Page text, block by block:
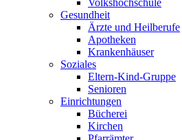
Volkshochschule
Gesundheit
Ärzte und Heilberufe
Apotheken
Krankenhäuser
Soziales
Eltern-Kind-Gruppe
Senioren
Einrichtungen
Bücherei
Kirchen